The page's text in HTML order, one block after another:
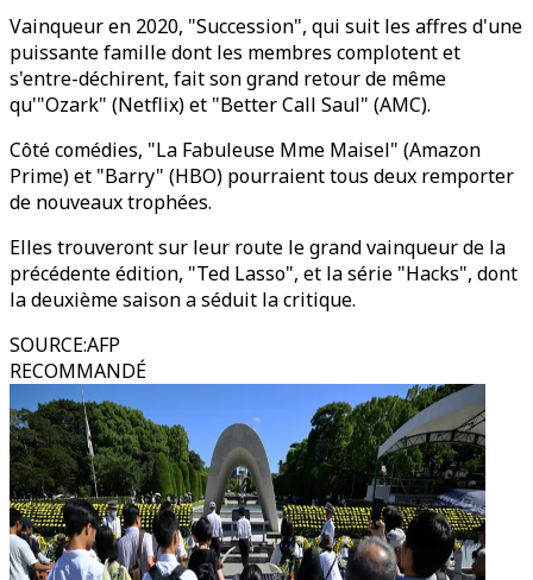
Vainqueur en 2020, "Succession", qui suit les affres d'une
puissante famille dont les membres complotent et
s'entre-déchirent, fait son grand retour de même
qu'"Ozark" (Netflix) et "Better Call Saul" (AMC).
Côté comédies, "La Fabuleuse Mme Maisel" (Amazon
Prime) et "Barry" (HBO) pourraient tous deux remporter
de nouveaux trophées.
Elles trouveront sur leur route le grand vainqueur de la
précédente édition, "Ted Lasso", et la série "Hacks", dont
la deuxième saison a séduit la critique.
SOURCE:AFP
RECOMMANDÉ